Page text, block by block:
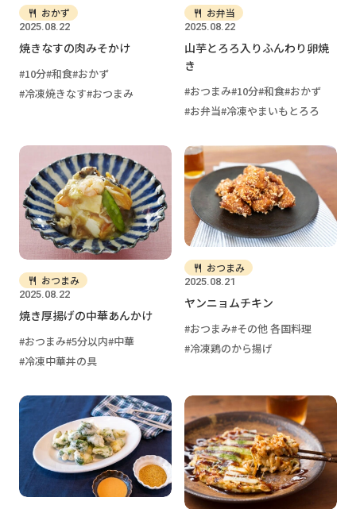
2025.08.22
おかず
焼きなすの肉みそかけ
10分 和食 おかず
冷凍焼きなす おつまみ
2025.08.22
お弁当
山芋とろろ入りふんわり卵焼
き
おつまみ 10分 和食 おかず
お弁当 冷凍やまいもとろろ
2025.08.22
おつまみ
焼き厚揚げの中華あんかけ
おつまみ 5分以内 中華
冷凍中華丼の具
2025.08.21
おつまみ
ヤンニョムチキン
おつまみ その他 各国料理
冷凍鶏のから揚げ